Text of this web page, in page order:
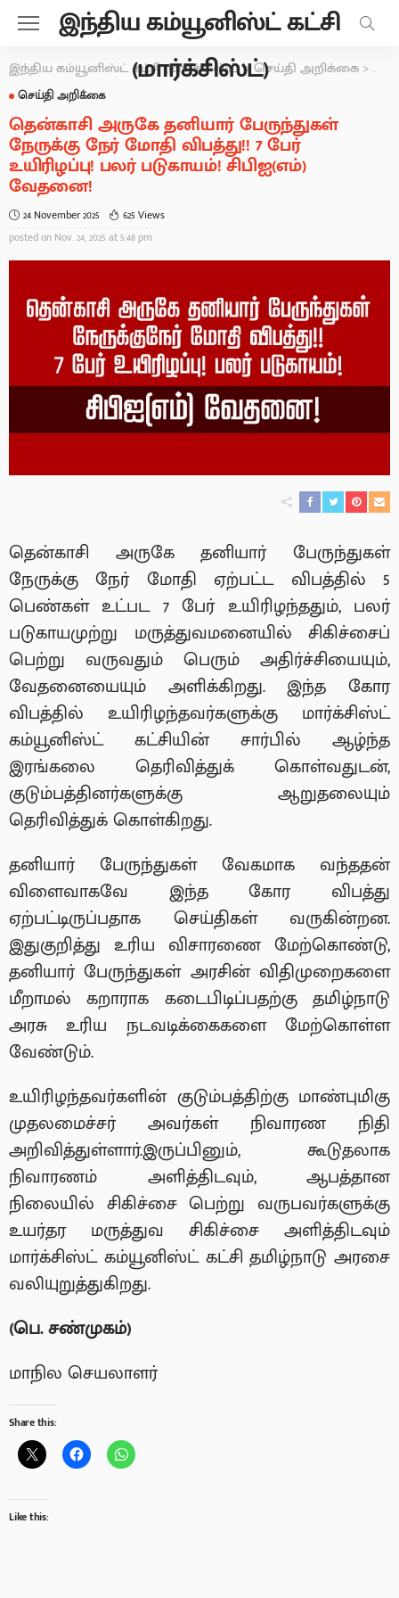
இந்திய கம்யூனிஸ்ட் கட்சி
(மார்க்சிஸ்ட்)
இந்திய கம்யூனிஸ்ட் கட்சி (மார்க்சிஸ்ட்)>செய்தி அறிக்கை >
செய்தி அறிக்கை
தென்காசி அருகே தனியார் பேருந்துகள்
நேருக்கு நேர் மோதி விபத்து!! 7 பேர்
உயிரிழப்பு! பலர் படுகாயம்! சிபிஐ(எம்)
வேதனை!
24 November 2025
625 Views
posted on Nov. 24, 2025 at 5:48 pm
தென்காசி அருகே தனியார் பேருந்துகள்
நேருக்கு நேர் மோதி ஏற்பட்ட விபத்தில் 5
பெண்கள் உட்பட 7 பேர் உயிரிழந்ததும், பலர்
படுகாயமுற்று மருத்துவமனையில் சிகிச்சைப்
பெற்று வருவதும் பெரும் அதிர்ச்சியையும்,
வேதனையையும் அளிக்கிறது. இந்த கோர
விபத்தில் உயிரிழந்தவர்களுக்கு மார்க்சிஸ்ட்
கம்யூனிஸ்ட் கட்சியின் சார்பில் ஆழ்ந்த
இரங்கலை தெரிவித்துக் கொள்வதுடன்,
குடும்பத்தினர்களுக்கு ஆறுதலையும்
தெரிவித்துக் கொள்கிறது.
தனியார் பேருந்துகள் வேகமாக வந்ததன்
விளைவாகவே இந்த கோர விபத்து
ஏற்பட்டிருப்பதாக செய்திகள் வருகின்றன.
இதுகுறித்து உரிய விசாரணை மேற்கொண்டு,
தனியார் பேருந்துகள் அரசின் விதிமுறைகளை
மீறாமல் கறாராக கடைபிடிப்பதற்கு தமிழ்நாடு
அரசு உரிய நடவடிக்கைகளை மேற்கொள்ள
வேண்டும்.
உயிரிழந்தவர்களின் குடும்பத்திற்கு மாண்புமிகு
முதலமைச்சர் அவர்கள் நிவாரண நிதி
அறிவித்துள்ளார்.இருப்பினும், கூடுதலாக
நிவாரணம் அளித்திடவும், ஆபத்தான
நிலையில் சிகிச்சை பெற்று வருபவர்களுக்கு
உயர்தர மருத்துவ சிகிச்சை அளித்திடவும்
மார்க்சிஸ்ட் கம்யூனிஸ்ட் கட்சி தமிழ்நாடு அரசை
வலியுறுத்துகிறது.
(பெ. சண்முகம்)
மாநில செயலாளர்
Share this:
Like this: